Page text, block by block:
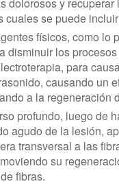
dolorosos y recuperar
cuales se puede
físicos, como lo
disminuir los procesos
para
causando un
a la regeneración
profundo, luego de
agudo de la lesión,
transversal a las
su
fibras.